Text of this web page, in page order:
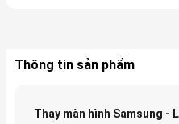
Thông tin sản phẩm
Thay màn hình Samsung -